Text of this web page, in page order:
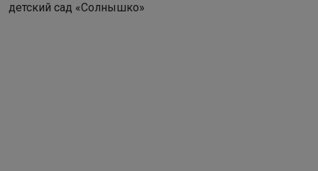
детский сад «Солнышко»